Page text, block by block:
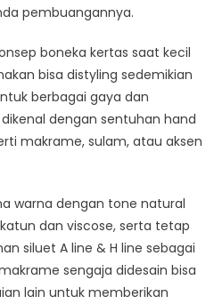
pembuangannya.
boneka kertas saat kecil
bisa distyling sedemikian
berbagai gaya dan
dengan sentuhan hand
makrame, sulam, atau aksen
warna dengan tone natural
dan viscose, serta tetap
siluet A line & H line sebagai
sengaja didesain bisa
lain untuk memberikan